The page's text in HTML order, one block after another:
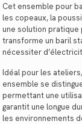
Cet ensemble pour
les copeaux, la
une solution pratique
transforme un baril
nécessiter
Idéal pour les
ensemble se
permettant une
garantit une longue
les environnements